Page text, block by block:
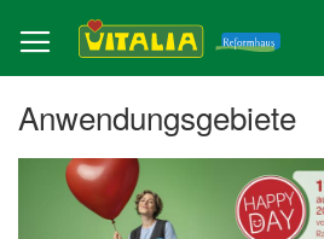
zum
Inhalt
Anwendungsgebiete